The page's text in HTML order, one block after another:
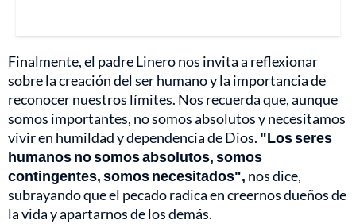
Finalmente, el padre Linero nos invita a reflexionar
sobre la creación del ser humano y la importancia de
reconocer nuestros límites. Nos recuerda que, aunque
somos importantes, no somos absolutos y necesitamos
vivir en humildad y dependencia de Dios. "Los seres
humanos no somos absolutos, somos
contingentes, somos necesitados", nos dice,
subrayando que el pecado radica en creernos dueños de
la vida y apartarnos de los demás.